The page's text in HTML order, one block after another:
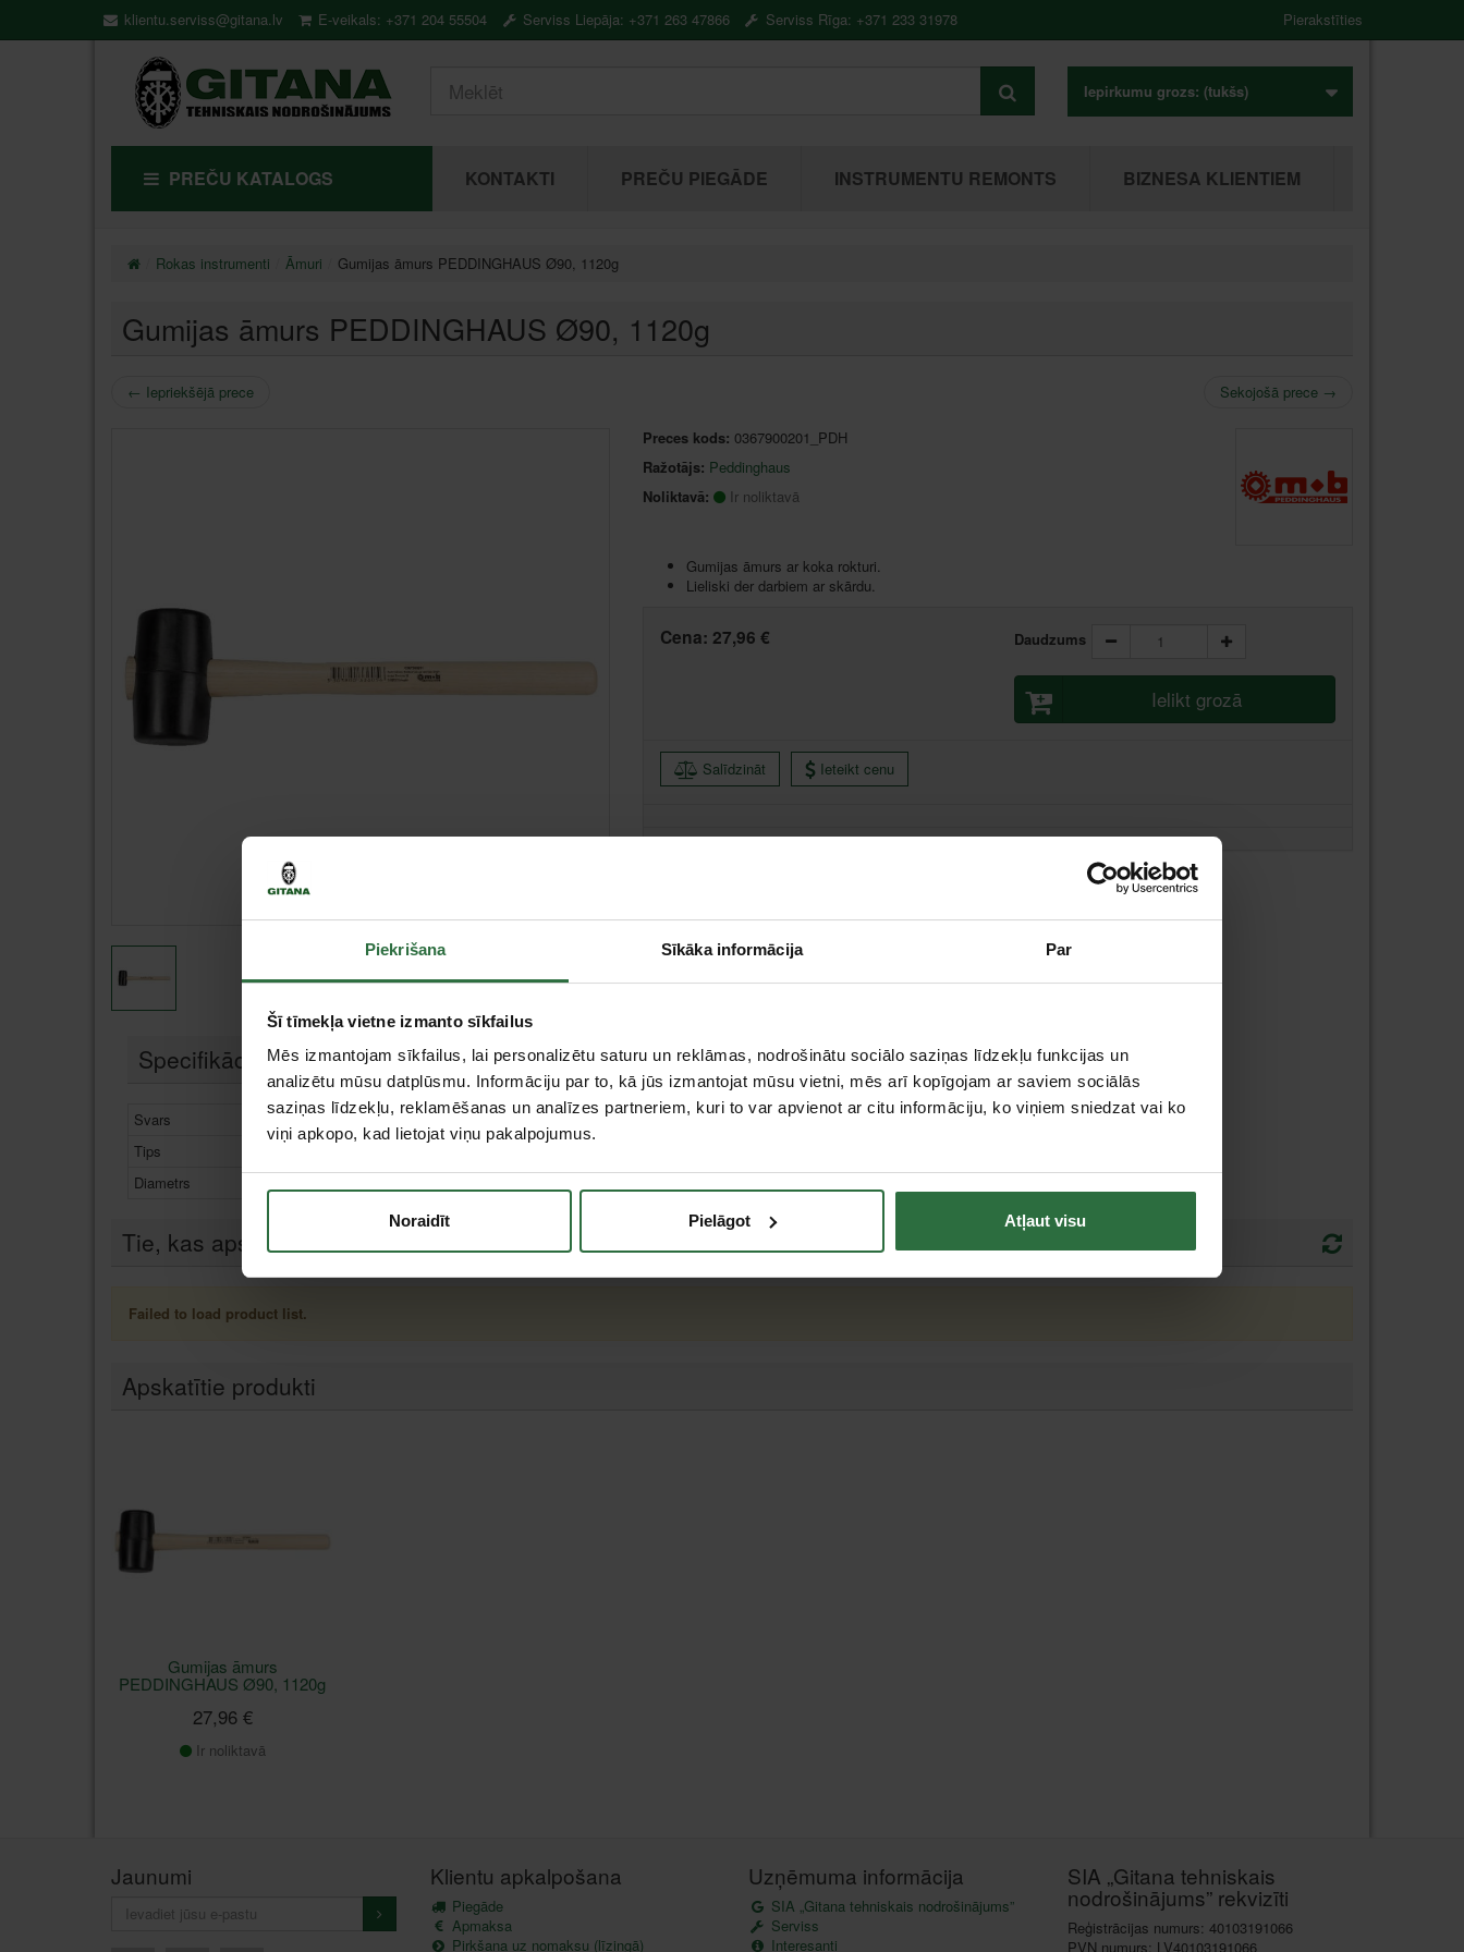
Piekrišana Sīkāka informācija Par
Šī tīmekļa vietne izmanto sīkfailus
Mēs izmantojam sīkfailus, lai personalizētu saturu un reklāmas, nodrošinātu sociālo saziņas līdzekļu funkcijas un
analizētu mūsu datplūsmu. Informāciju par to, kā jūs izmantojat mūsu vietni, mēs arī kopīgojam ar saviem sociālās
saziņas līdzekļu, reklamēšanas un analīzes partneriem, kuri to var apvienot ar citu informāciju, ko viņiem sniedzat vai ko
viņi apkopo, kad lietojat viņu pakalpojumus.
Noraidīt Pielāgot Atļaut visu
klientu.serviss@gitana.lv E-veikals: +371 204 55504 Serviss Liepāja: +371 263 47866 Serviss Rīga: +371 233 31978 Pierakstīties
Iepirkumu grozs: (tukšs)
PREČU KATALOGS KONTAKTI PREČU PIEGĀDE INSTRUMENTU REMONTS BIZNESA KLIENTIEM
Rokas instrumenti Āmuri Gumijas āmurs PEDDINGHAUS Ø90, 1120g
Gumijas āmurs PEDDINGHAUS Ø90, 1120g
← Iepriekšējā prece Sekojošā prece →
Preces kods: 0367900201_PDH
Ražotājs: Peddinghaus
Noliktavā:
Ir noliktavā
Gumijas āmurs ar koka rokturi.
Lieliski der darbiem ar skārdu.
Cena: 27,96 € Daudzums
Ielikt grozā
Salīdzināt Ieteikt cenu
Citas noliktavas, (uzzināt vairāk šeit, )
Specifikācija
Svars
1120 g
Tips
Diametrs
Tie, kas apskatīja šo preci, tāpat interesējās par...
Failed to load product list.
Apskatītie produkti
Gumijas āmurs
PEDDINGHAUS Ø90, 1120g
27,96 €
Ir noliktavā
Jaunumi Klientu apkalpošana
Piegāde
Apmaksa
Pirkšana uz nomaksu (līzingā)
Uzņēmuma informācija
SIA „Gitana tehniskais nodrošinājums”
Serviss
Interesanti
SIA „Gitana tehniskais
nodrošinājums” rekvizīti
Reģistrācijas numurs: 40103191066
PVN numurs: LV40103191066